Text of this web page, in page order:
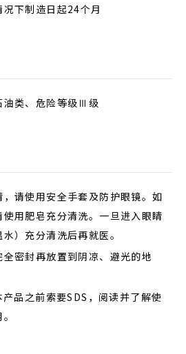
下制造日起24个月
油类、危险等级Ⅲ级
请使用安全手套及防护眼镜。如
用肥皂充分清洗。一旦进入眼睛
）充分清洗后再就医。
密封再放置到阴凉、避光的地
品之前索要SDS，阅读并了解使